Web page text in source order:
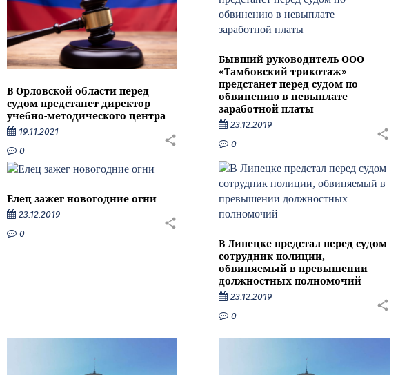
В Орловской области перед
судом предстанет директор
учебно-методического центра
19.11.2021
0
Бывший руководитель ООО
«Тамбовский трикотаж»
предстанет перед судом по
обвинению в невыплате
заработной платы
23.12.2019
0
Елец зажег новогодние огни
23.12.2019
0
В Липецке предстал перед судом
сотрудник полиции,
обвиняемый в превышении
должностных полномочий
23.12.2019
0